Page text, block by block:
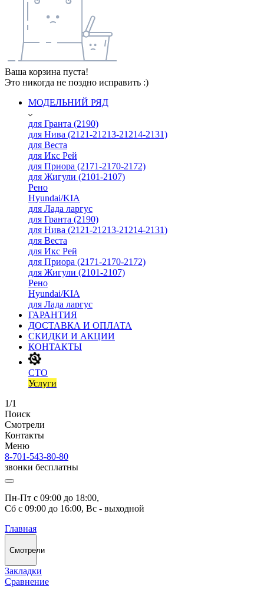
Ваша корзина пуста!
Это никогда не поздно исправить :)
МОДЕЛЬНИЙ РЯД
для Гранта (2190)
для Нива (2121-21213-21214-2131)
для Веста
для Икс Рей
для Приора (2171-2170-2172)
для Жигули (2101-2107)
Рено
Hyundai/KIA
для Лада ларгус
для Гранта (2190)
для Нива (2121-21213-21214-2131)
для Веста
для Икс Рей
для Приора (2171-2170-2172)
для Жигули (2101-2107)
Рено
Hyundai/KIA
для Лада ларгус
ГАРАНТИЯ
ДОСТАВКА И ОПЛАТА
СКИДКИ И АКЦИИ
КОНТАКТЫ
СТО
Услуги
1/1
Поиск
Смотрели
Контакты
Меню
8-701-543-80-80
звонки бесплатны
Пн-Пт с 09:00 до 18:00,
Сб с 09:00 до 16:00, Вс - выходной
Главная
Смотрели
Закладки
Сравнение